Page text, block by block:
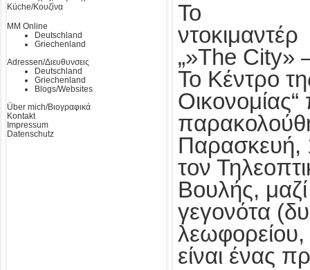
Küche/Κουζίνα
MM Online
Deutschland
Griechenland
Adressen/Διευθυνσεις
Deutschland
Griechenland
Blogs/Websites
Über mich/Βιογραφικά
Kontakt
Impressum
Datenschutz
Το
ντοκιμαντέρ
„»The City»
Το Κέντρο
Παρασκευή,
τον
Βουλής,
γεγονότα
είναι ένας